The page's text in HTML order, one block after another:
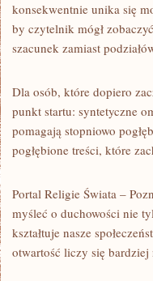
konsekwentnie unika się
by czytelnik mógł
szacunek zamiast
Dla osób, które dopiero
punkt startu: syntetyczne
pomagają stopniowo
pogłębione treści, które
Portal Religie Świata –
myśleć o duchowości nie
kształtuje nasze
otwartość liczy się bardziej